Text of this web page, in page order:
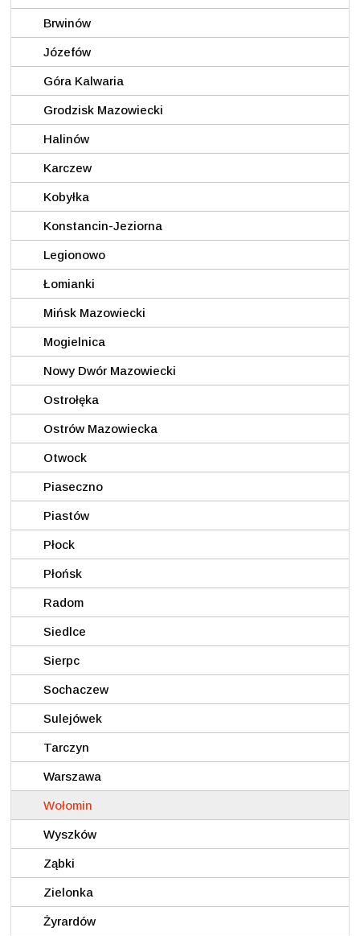
Brwinów
Józefów
Góra Kalwaria
Grodzisk Mazowiecki
Halinów
Karczew
Kobyłka
Konstancin-Jeziorna
Legionowo
Łomianki
Mińsk Mazowiecki
Mogielnica
Nowy Dwór Mazowiecki
Ostrołęka
Ostrów Mazowiecka
Otwock
Piaseczno
Piastów
Płock
Płońsk
Radom
Siedlce
Sierpc
Sochaczew
Sulejówek
Tarczyn
Warszawa
Wołomin
Wyszków
Ząbki
Zielonka
Żyrardów